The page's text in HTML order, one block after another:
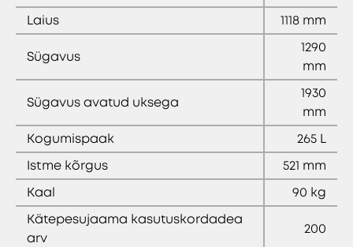
Laius
1118 mm
Sügavus
1290
mm
Sügavus avatud uksega
1930
mm
Kogumispaak
265 L
Istme kõrgus
521 mm
Kaal
90 kg
Kätepesujaama kasutuskordadea
arv
200